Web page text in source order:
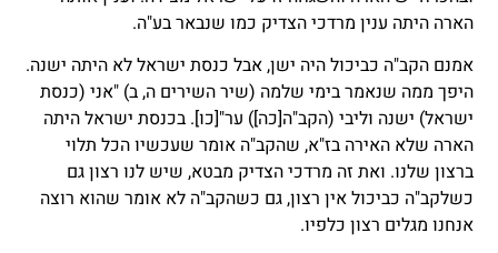
הארה היתה ענין מרדכי הצדיק כמו שנבאר בע"ה.
אמנם הקב"ה כביכול היה ישן, אבל כנסת ישראל לא היתה ישנה.
היפך ממה שנאמר בימי שלמה (שיר השירים ה, ב) "אני (כנסת
ישראל) ישנה וליבי (הקב"ה[כה]) ער"[כו]. בכנסת ישראל היתה
הארה שלא האירה בז"א, שהקב"ה אומר שעכשיו הכל תלוי
ברצון שלנו. ואת זה מרדכי הצדיק מבטא, שיש לנו רצון גם
כשלקב"ה כביכול אין רצון, גם כשהקב"ה לא אומר שהוא רוצה
אנחנו מגלים רצון כלפיו.